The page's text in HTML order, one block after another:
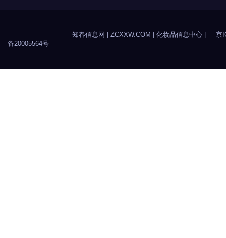
知春信息网 | ZCXXW.COM | 化妆品信息中心
京
备20005564号